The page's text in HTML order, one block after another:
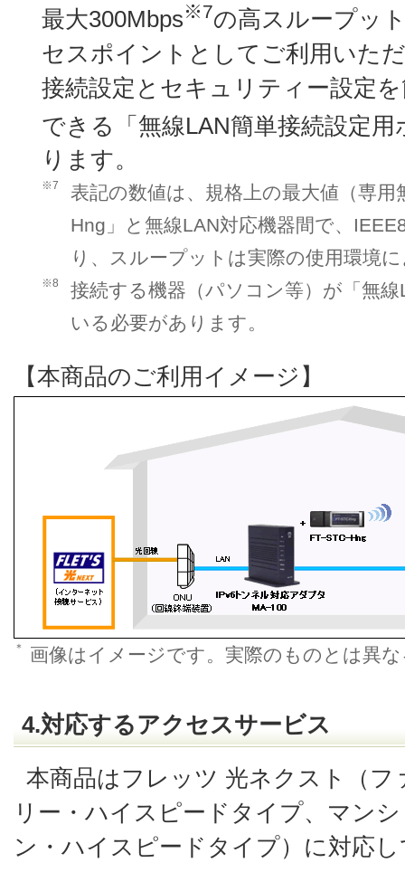
最大300Mbps※7の高スループッ
セスポイントとしてご利用いた
接続設定とセキュリティー設定
できる「無線LAN簡単接続設定用
ります。
※7
表記の数値は、規格上の最大値（専用
Hng」と無線LAN対応機器間で、
り、スループットは実際の使用環境
※8
接続する機器（パソコン等）が「無
いる必要があります。
【本商品のご利用イメージ】
＊ 画像はイメージです。実際のものとは異
4.対応するアクセスサービス
本商品はフレッツ 光ネクスト（
リー・ハイスピードタイプ、マン
ン・ハイスピードタイプ）に対応